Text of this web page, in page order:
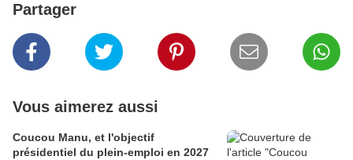
Partager
Vous aimerez aussi
Coucou Manu, et l'objectif
présidentiel du plein-emploi en 2027